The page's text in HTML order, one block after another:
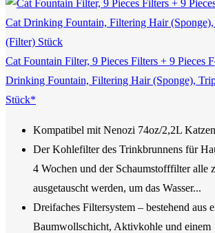
Cat Fountain Filter, 9 Pieces Filters + 9 Pieces
Drinking Fountain, Filtering Hair (Sponge),
Stück*
Kompatibel mit Nenozi 74oz/2,2L
Der Kohlefilter des Trinkbrunnens für
4 Wochen und der Schaumstofffilter alle
ausgetauscht werden, um das Wasser...
Dreifaches Filtersystem – bestehend aus
Baumwollschicht, Aktivkohle und einem